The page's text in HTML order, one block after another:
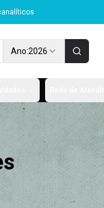
Ano:2026